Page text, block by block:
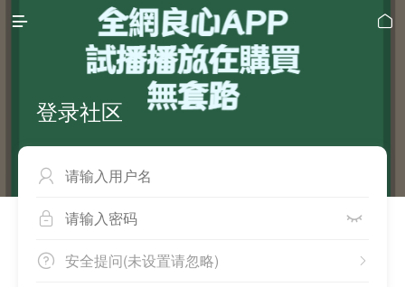
 
登录社区

 
 
安全提问(未设置请忽略)